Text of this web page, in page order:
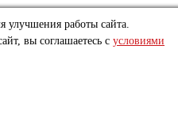
работы сайта.
вы соглашаетесь с условиями